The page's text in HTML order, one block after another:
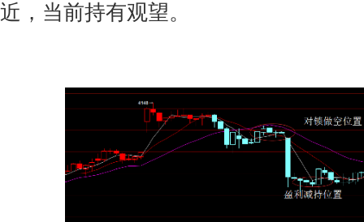
近，当前持有观望。